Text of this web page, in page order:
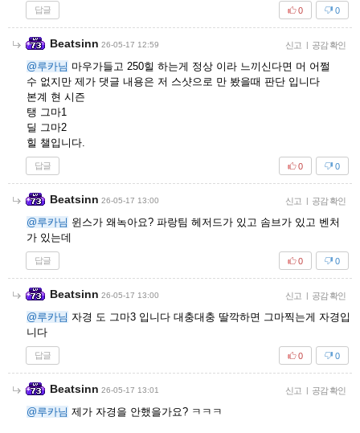
답글 0
0
Beatsinn 26-05-17 12:59 신고 | 공감 확인
@루카님 마우가들고 250힐 하는게 정상 이라 느끼신다면 머 어쩔
수 없지만 제가 댓글 내용은 저 스샷으로 만 봤을때 판단 입니다
본계 현 시즌
탱 그마1
딜 그마2
힐 챌입니다.
답글 0
0
Beatsinn 26-05-17 13:00 신고 | 공감 확인
@루카님 윈스가 왜녹아요? 파랑팀 헤저드가 있고 솜브가 있고 벤처
가 있는데
답글 0
0
Beatsinn 26-05-17 13:00 신고 | 공감 확인
@루카님 자경 도 그마3 입니다 대충대충 딸깍하면 그마찍는게 자경입
니다
답글 0
0
Beatsinn 26-05-17 13:01 신고 | 공감 확인
@루카님 제가 자경을 안했을가요? ㅋㅋㅋ